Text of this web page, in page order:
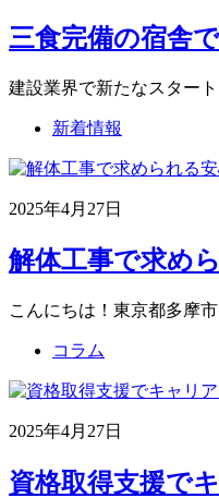
三食完備の宿舎
建設業界で新たなスター
新着情報
2025年4月27日
解体工事で求め
こんにちは！東京都多摩
コラム
2025年4月27日
資格取得支援で